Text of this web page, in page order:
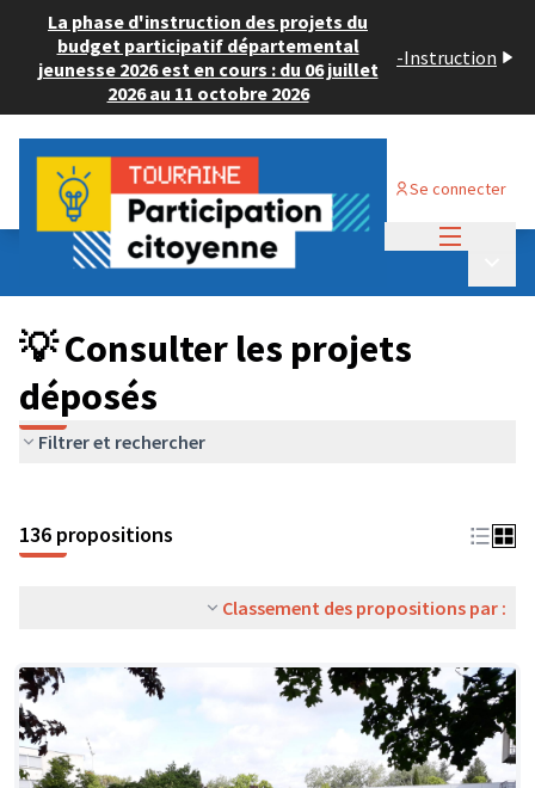
La phase d'instruction des projets du
budget participatif départemental
jeunesse 2026 est en cours : du 06 juillet
2026 au 11 octobre 2026
-Instruction
Se connecter
Budget Participatif JEUNESSE 2024
💡 Consulter les projets déposés
💡 Consulter les projets
déposés
Filtrer et rechercher
136 propositions
Classement des propositions par :